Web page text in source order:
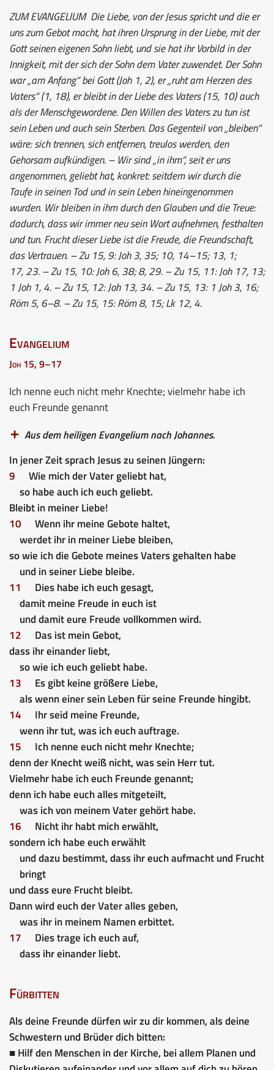
ZUM EVANGELIUMDie Liebe, von der Jesus spricht und die er
uns zum Gebot macht, hat ihren Ursprung in der Liebe, mit der
Gott seinen eigenen Sohn liebt, und sie hat ihr Vorbild in der
Innigkeit, mit der sich der Sohn dem Vater zuwendet. Der Sohn
war „am Anfang“ bei Gott (Joh 1, 2), er „ruht am Herzen des
Vaters“ (1, 18), er bleibt in der Liebe des Vaters (15, 10) auch
als der Menschgewordene. Den Willen des Vaters zu tun ist
sein Leben und auch sein Sterben. Das Gegenteil von „bleiben“
wäre: sich trennen, sich entfernen, treulos werden, den
Gehorsam aufkündigen. – Wir sind „in ihm“, seit er uns
angenommen, geliebt hat, konkret: seitdem wir durch die
Taufe in seinen Tod und in sein Leben hineingenommen
wurden. Wir bleiben in ihm durch den Glauben und die Treue:
dadurch, dass wir immer neu sein Wort aufnehmen, festhalten
und tun. Frucht dieser Liebe ist die Freude, die Freundschaft,
das Vertrauen. – Zu 15, 9: Joh 3, 35; 10, 14–15; 13, 1;
17, 23. – Zu 15, 10: Joh 6, 38; 8, 29. – Zu 15, 11: Joh 17, 13;
1 Joh 1, 4. – Zu 15, 12: Joh 13, 34. – Zu 15, 13: 1 Joh 3, 16;
Röm 5, 6–8. – Zu 15, 15: Röm 8, 15; Lk 12, 4.
Evangelium
Joh 15, 9–17
Ich nenne euch nicht mehr Knechte; vielmehr habe ich
euch Freunde genannt
Aus dem heiligen Evangelium nach Johannes.
In jener Zeit sprach Jesus zu seinen Jüngern:
9
Wie mich der Vater geliebt hat,
so habe auch ich euch geliebt.
Bleibt in meiner Liebe!
10
Wenn ihr meine Gebote haltet,
werdet ihr in meiner Liebe bleiben,
so wie ich die Gebote meines Vaters gehalten habe
und in seiner Liebe bleibe.
11
Dies habe ich euch gesagt,
damit meine Freude in euch ist
und damit eure Freude vollkommen wird.
12
Das ist mein Gebot,
dass ihr einander liebt,
so wie ich euch geliebt habe.
13
Es gibt keine größere Liebe,
als wenn einer sein Leben für seine Freunde hingibt.
14
Ihr seid meine Freunde,
wenn ihr tut, was ich euch auftrage.
15
Ich nenne euch nicht mehr Knechte;
denn der Knecht weiß nicht, was sein Herr tut.
Vielmehr habe ich euch Freunde genannt;
denn ich habe euch alles mitgeteilt,
was ich von meinem Vater gehört habe.
16
Nicht ihr habt mich erwählt,
sondern ich habe euch erwählt
und dazu bestimmt, dass ihr euch aufmacht und Frucht
bringt
und dass eure Frucht bleibt.
Dann wird euch der Vater alles geben,
was ihr in meinem Namen erbittet.
17
Dies trage ich euch auf,
dass ihr einander liebt.
Fürbitten
Als deine Freunde dürfen wir zu dir kommen, als deine
Schwestern und Brüder dich bitten:
■ Hilf den Menschen in der Kirche, bei allem Planen und